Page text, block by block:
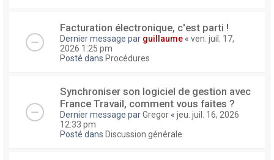
Facturation électronique, c'est parti !
Dernier message par guillaume « ven. juil. 17,
2026 1:25 pm
Posté dans Procédures
Synchroniser son logiciel de gestion avec
France Travail, comment vous faites ?
Dernier message parGregor « jeu. juil. 16, 2026
12:33 pm
Posté dans Discussion générale